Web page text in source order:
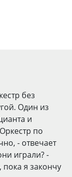
без
Один из
и
по
- отвечает
играли? -
я закончу